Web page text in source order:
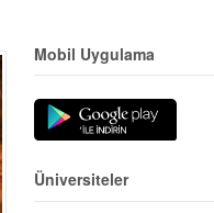
Mobil Uygulama
Üniversiteler